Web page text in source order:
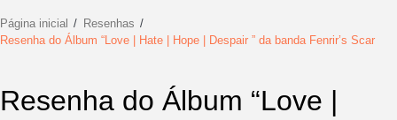
Página inicial
Resenhas
Resenha do Álbum “Love | Hate | Hope | Despair ” da banda Fenrir’s Scar
Resenha do Álbum “Love |